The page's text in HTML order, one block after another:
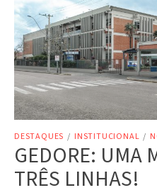
DESTAQUES / INSTITUCIONAL /
GEDORE: UMA
TRÊS LINHAS!